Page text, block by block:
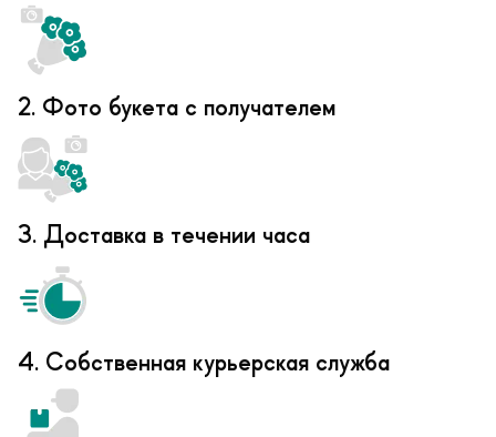
2. Фото букета с получателем
3. Доставка в течении часа
4. Собственная курьерская служба